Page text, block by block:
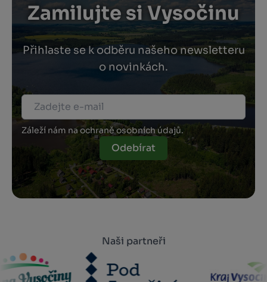
Zamilujte si Vysočinu
Přihlaste se k odběru našeho newsletteru
o novinkách.
Záleží nám na ochraně osobních údajů.
Odebírat
Naši partneři